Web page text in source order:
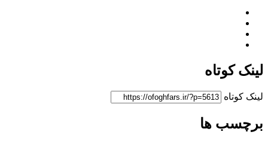
لینک کوتاه
لینک کوتاه
برچسب ها